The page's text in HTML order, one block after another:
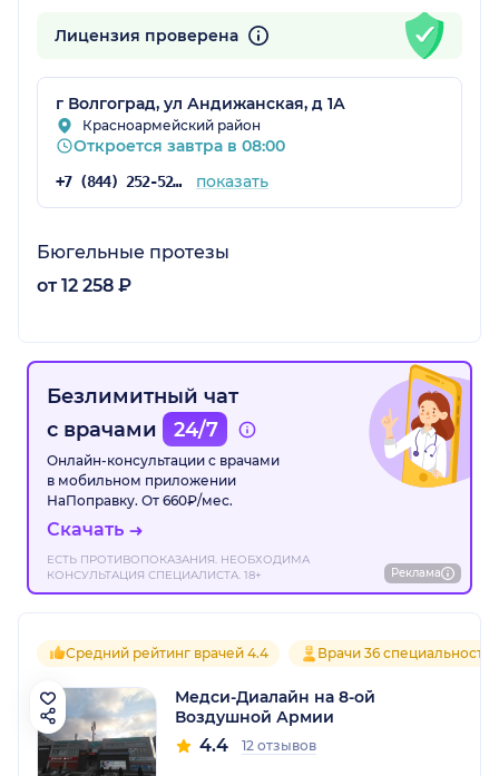
Лицензия проверена
г Волгоград, ул Андижанская, д 1А
Красноармейский район
Откроется завтра в 08:00
+7 (844) 252-52-12 показать
Бюгельные протезы
от 12 258 ₽
Безлимитный чат
с врачами
24/7
Онлайн-консультации с врачами
в мобильном приложении
НаПоправку. От 660₽/мес.
Скачать
ЕСТЬ ПРОТИВОПОКАЗАНИЯ. НЕОБХОДИМА
КОНСУЛЬТАЦИЯ СПЕЦИАЛИСТА. 18+
Реклама
Средний рейтинг врачей 4.4 Врачи 36
Медси-Диалайн на 8-ой
Воздушной Армии
4.4 12 отзывов